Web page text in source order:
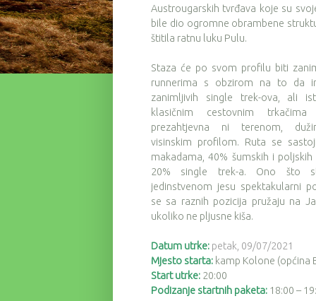
Austrougarskih tvrđava koje su
bile dio ogromne obrambene
štitila ratnu luku Pulu.
Staza će po svom profilu biti
runnerima s obzirom na to da
zanimljivih single trek-ova, ali
klasičnim cestovnim
prezahtjevna ni terenom,
visinskim profilom. Ruta se
makadama, 40% šumskih i
20% single trek-a. Ono što
jedinstvenom jesu spektakularni
se sa raznih pozicija pružaju na
ukoliko ne pljusne kiša.
Datum utrke: petak, 09/07/2021
Mjesto starta: kamp Kolone (općina
Start utrke: 20:00
Podizanje startnih paketa: 18:00 –